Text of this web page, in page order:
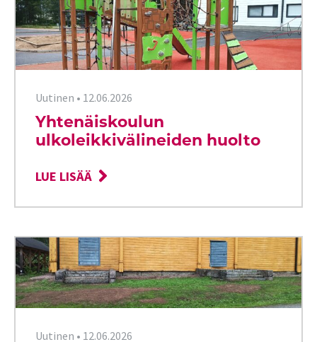
Uutinen • 12.06.2026
Yhtenäiskoulun
ulkoleikkivälineiden huolto
LUE LISÄÄ
Uutinen • 12.06.2026